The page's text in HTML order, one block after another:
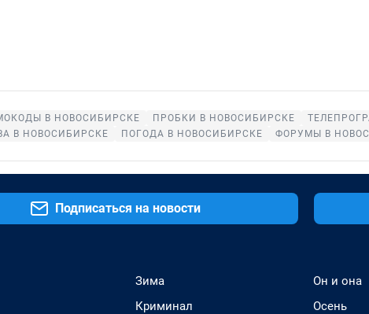
В НОВОСИБИРСКЕ ПРОБКИ В НОВОСИБИРСКЕ
В НОВОСИБИРСКЕ ПОГОДА В НОВОСИБИРСКЕ ФОРУМЫ В
Подписаться на новости
Зима
Криминал
Он и она
Осень